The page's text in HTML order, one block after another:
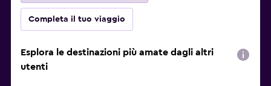
Completa il tuo viaggio
Esplora le destinazioni più amate dagli altri
utenti